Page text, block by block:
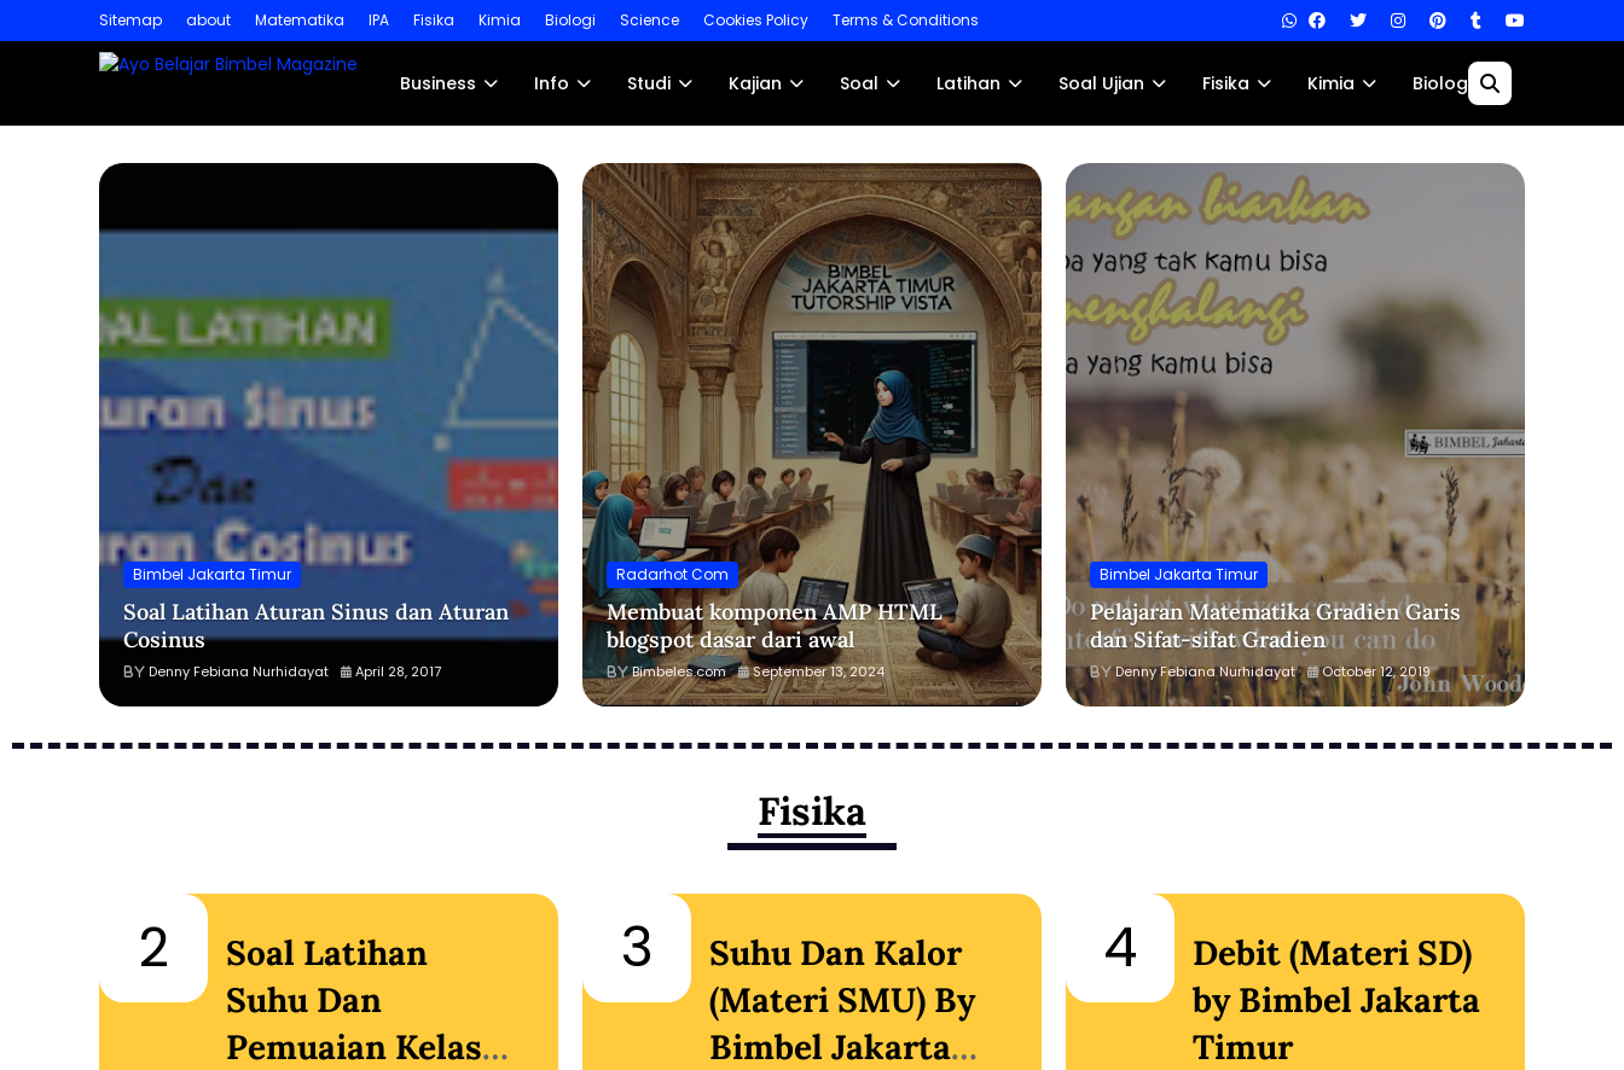
Sitemap about Matematika IPA Fisika Kimia Biologi Science Cookies Policy Terms & Conditions
Business Info Studi Kajian Soal Latihan Soal Ujian Fisika Kimia Biologi
Bimbel Jakarta Timur
Soal Latihan Aturan Sinus dan Aturan
Cosinus
Denny Febiana Nurhidayat April 28, 2017
Radarhot Com
Membuat komponen AMP HTML
blogspot dasar dari awal
Bimbeles.com September 13, 2024
Bimbel Jakarta Timur
Pelajaran Matematika Gradien Garis
dan Sifat-sifat Gradien
Denny Febiana Nurhidayat October 12, 2019
Fisika
2
Soal Latihan
Suhu Dan
Pemuaian Kelas 7
3
Suhu Dan Kalor
(Materi SMU) By
Bimbel Jakarta
4
Debit (Materi SD)
by Bimbel Jakarta
Timur